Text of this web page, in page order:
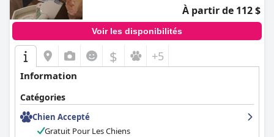
À partir de 112 $
Voir les disponibilités
$ +5
Information
Catégories
Chien Accepté
Gratuit Pour Les Chiens